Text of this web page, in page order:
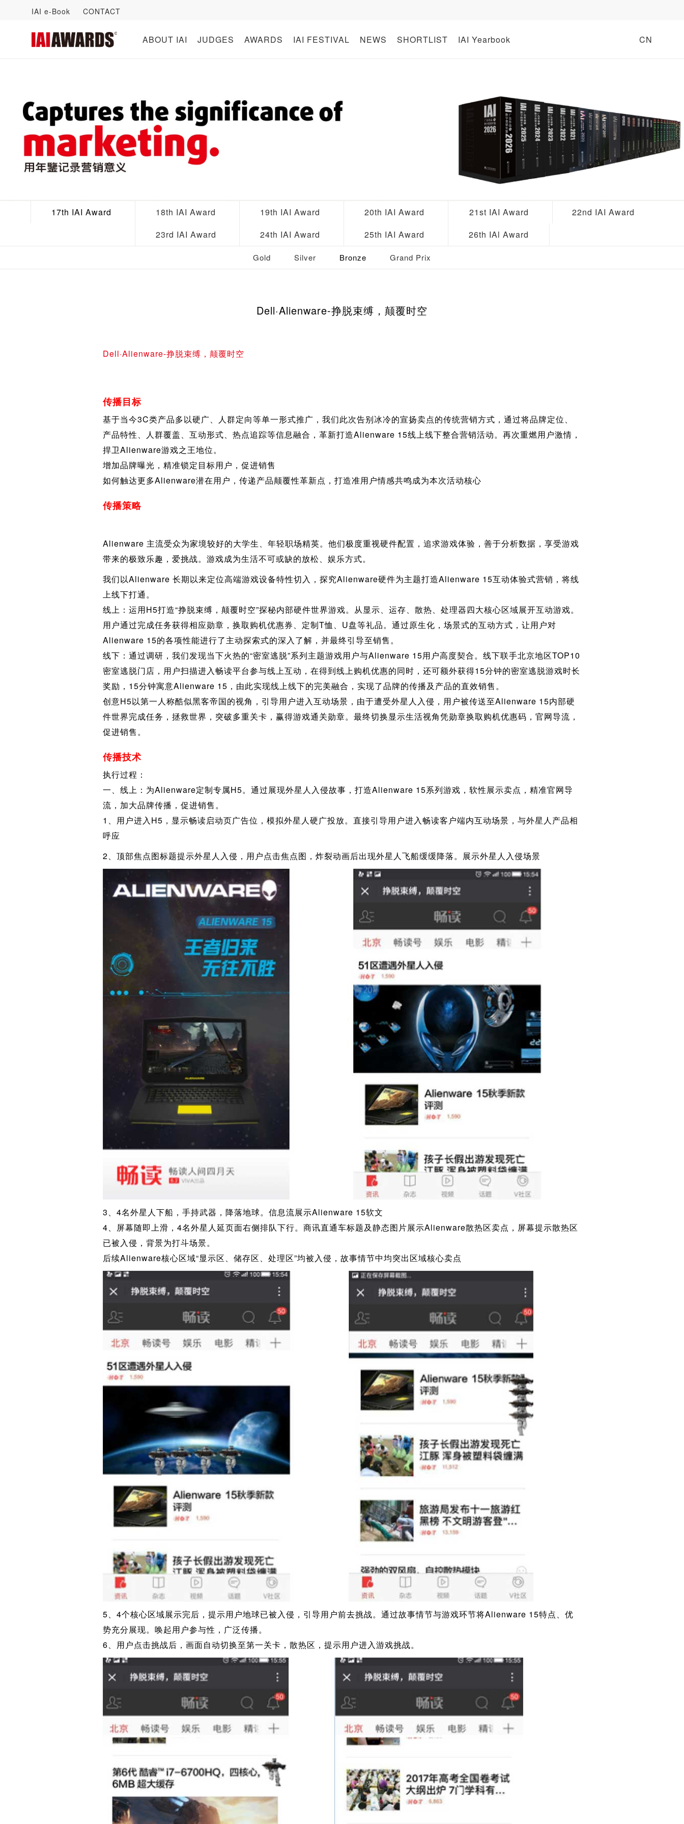
IAI e-Book CONTACT
ABOUT IAI JUDGES AWARDS IAI FESTIVAL NEWS SHORTLIST IAI Yearbook CN
17th IAI Award 18th IAI Award 19th IAI Award 20th IAI Award 21st IAI Award
22nd IAI Award
23rd IAI Award
24th IAI Award 25th IAI Award 26th IAl Award
Gold Silver Bronze Grand Prix
Dell·Alienware-挣脱束缚，颠覆时空
Dell·Alienware-挣脱束缚，颠覆时空
传播目标
基于当今3C类产品多以硬广、人群定向等单一形式推广，我们此次告别冰冷的宣扬卖点的传统营销方式，通过将品牌定位、
产品特性、人群覆盖、互动形式、热点追踪等信息融合，革新打造Alienware 15线上线下整合营销活动。再次重燃用户激情，
捍卫Alienware游戏之王地位。
增加品牌曝光，精准锁定目标用户，促进销售
如何触达更多Alienware潜在用户，传递产品颠覆性革新点，打造准用户情感共鸣成为本次活动核心
传播策略
Alienware 主流受众为家境较好的大学生、年轻职场精英。他们极度重视硬件配置，追求游戏体验，善于分析数据，享受游戏
带来的极致乐趣，爱挑战。游戏成为生活不可或缺的放松、娱乐方式。
我们以Alienware 长期以来定位高端游戏设备特性切入，探究Alienware硬件为主题打造Alienware 15互动体验式营销，将线
上线下打通。
线上：运用H5打造“挣脱束缚，颠覆时空”探秘内部硬件世界游戏。从显示、运存、散热、处理器四大核心区域展开互动游戏。
用户通过完成任务获得相应勋章，换取购机优惠券、定制T恤、U盘等礼品。通过原生化，场景式的互动方式，让用户对
Alienware 15的各项性能进行了主动探索式的深入了解，并最终引导至销售。
线下：通过调研，我们发现当下火热的“密室逃脱”系列主题游戏用户与Alienware 15用户高度契合。线下联手北京地区TOP10
密室逃脱门店，用户扫描进入畅读平台参与线上互动，在得到线上购机优惠的同时，还可额外获得15分钟的密室逃脱游戏时长
奖励，15分钟寓意Alienware 15，由此实现线上线下的完美融合，实现了品牌的传播及产品的直效销售。
创意H5以第一人称酷似黑客帝国的视角，引导用户进入互动场景，由于遭受外星人入侵，用户被传送至Alienware 15内部硬
件世界完成任务，拯救世界，突破多重关卡，赢得游戏通关勋章。最终切换显示生活视角凭勋章换取购机优惠码，官网导流，
促进销售。
传播技术
执行过程：
一、线上：为Alienware定制专属H5。通过展现外星人入侵故事，打造Alienware 15系列游戏，软性展示卖点，精准官网导
流，加大品牌传播，促进销售。
1、用户进入H5，显示畅读启动页广告位，模拟外星人硬广投放。直接引导用户进入畅读客户端内互动场景，与外星人产品相
呼应
2、顶部焦点图标题提示外星人入侵，用户点击焦点图，炸裂动画后出现外星人飞船缓缓降落。展示外星人入侵场景
3、4名外星人下船，手持武器，降落地球。信息流展示Alienware 15软文
4、屏幕随即上滑，4名外星人延页面右侧排队下行。商讯直通车标题及静态图片展示Alienware散热区卖点，屏幕提示散热区
已被入侵，背景为打斗场景。
后续Alienware核心区域“显示区、储存区、处理区”均被入侵，故事情节中均突出区域核心卖点
5、4个核心区域展示完后，提示用户地球已被入侵，引导用户前去挑战。通过故事情节与游戏环节将Alienware 15特点、优
势充分展现。唤起用户参与性，广泛传播。
6、用户点击挑战后，画面自动切换至第一关卡，散热区，提示用户进入游戏挑战。